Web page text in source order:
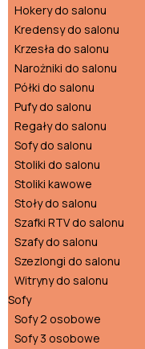
Hokery do salonu
Kredensy do salonu
Krzesła do salonu
Narożniki do salonu
Półki do salonu
Pufy do salonu
Regały do salonu
Sofy do salonu
Stoliki do salonu
Stoliki kawowe
Stoły do salonu
Szafki RTV do salonu
Szafy do salonu
Szezlongi do salonu
Witryny do salonu
Sofy
Sofy 2 osobowe
Sofy 3 osobowe